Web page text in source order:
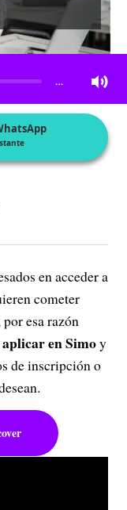
…
en acceder a
cometer
esa razón
aplicar en Simoy
de inscripción o